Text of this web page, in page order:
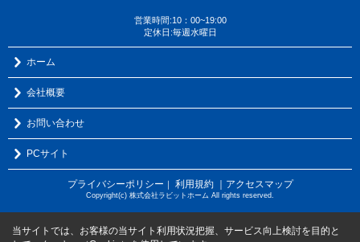
営業時間:10：00~19:00
定休日:毎週水曜日
ホーム
会社概要
お問い合わせ
PCサイト
プライバシーポリシー 利用規約 ｜アクセスマップ
Copyright(c) 株式会社ラビットホーム All rights reserved.
当サイトでは、お客様の当サイト利用状況把握、サービス向上検討を目的と